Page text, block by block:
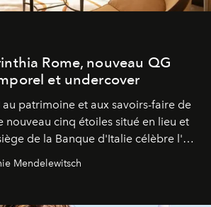
Rome, nouveau QG
et undercover
patrimoine et aux savoirs-faire de
nouveau cinq étoiles situé en lieu et
de la Banque d'Italie célèbre l'art
toute son élégance intemporelle.
Mendelewitsch